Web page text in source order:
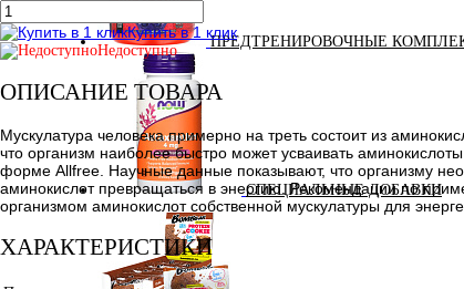
ПРЕДТРЕНИРОВОЧНЫЕ
СПЕЦИАЛЬНЫЕ ДОБАВКИ
Купить в 1 клик
Недоступно
ОПИСАНИЕ ТОВАРА
Мускулатура человека примерно на треть состоит из
что организм наиболее быстро может усваивать
форме Allfree. Научные данные показывают, что организму
аминокислот превращаться в энергию. Рекомендации по
организмом аминокислот собственной мускулатуры для
ХАРАКТЕРИСТИКИ